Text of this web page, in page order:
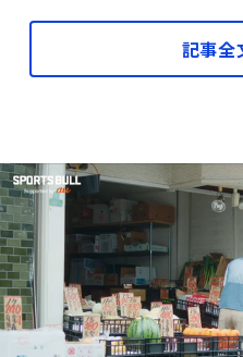
記事全